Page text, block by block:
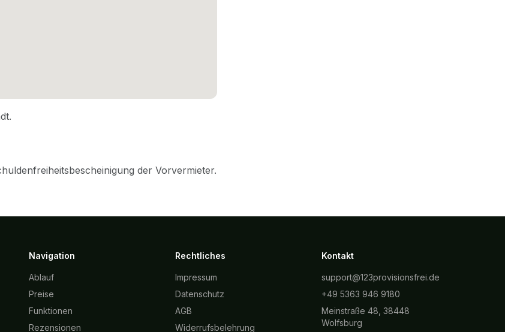
Navigation
Ablauf
Preise
Funktionen
Rezensionen
Rechtliches
Impressum
Datenschutz
AGB
Widerrufsbelehrung
Kontakt
support@123provisionsfrei.de
+49 5363 946 9180
Meinstraße 48, 38448
Wolfsburg